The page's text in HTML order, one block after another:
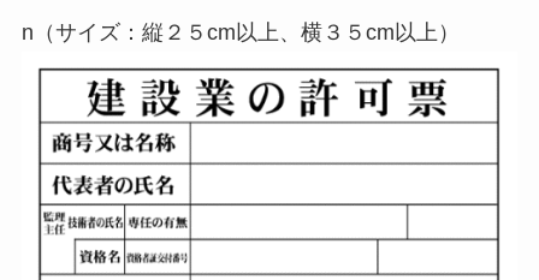
n（サイズ：縦２５cm以上、横３５cm以上）